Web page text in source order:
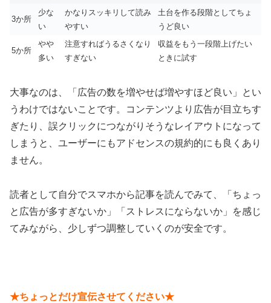
3か所
少な
い
かなりスッキリして読み
やすい
土台を作る段階としてちょ
うど良い
5か所
やや
多い
注意すればうるさくなり
すぎない
収益をもう一段階上げたい
ときに試す
大事なのは、「広告の数を増やせば増やすほど良い」とい
うわけではないことです。コンテンツより広告が目立ちす
ぎたり、誤クリックにつながりそうなレイアウトになって
しまうと、ユーザーにもアドセンスの規約的にも良くあり
ません。
読者として自分でスマホから記事を読んでみて、「ちょっ
と広告が多すぎないか」「ストレスにならないか」を感じ
てみながら、少しずつ調整していくのが安全です。
★ちょっとだけ宣伝させてください★